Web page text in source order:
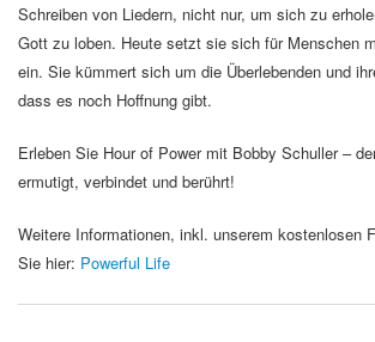
Schreiben von Liedern, nicht nur, um sich zu
Gott zu loben. Heute setzt sie sich für Menschen
ein. Sie kümmert sich um die Überlebenden und
dass es noch Hoffnung gibt.
Erleben Sie Hour of Power mit Bobby Schuller –
ermutigt, verbindet und berührt!
Weitere Informationen, inkl. unserem kostenlosen
Sie hier: Powerful Life